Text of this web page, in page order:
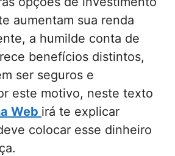
aumentam sua renda
a humilde conta de
benefícios distintos,
ser seguros e
este motivo, neste texto
Web irá te explicar
colocar esse dinheiro